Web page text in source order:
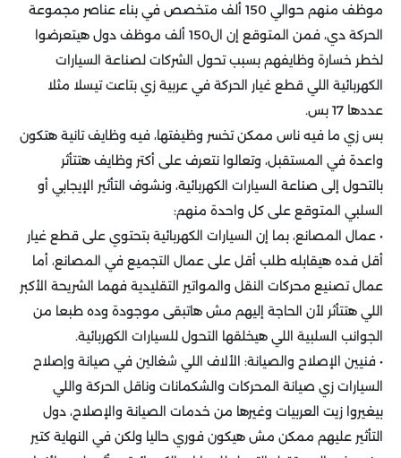
موظف منهم حوالي 150 ألف متخصص في بناء عناصر مجموعة
الحركة دي، فمن المتوقع إن ال150 ألف موظف دول هيتعرضوا
لخطر خسارة وظايفهم بسبب تحول الشركات لصناعة السيارات
الكهربائية اللي قطع غيار الحركة في عربية زي بتاعت تيسلا مثلا
عددها 17 بس.
بس زي ما فيه ناس ممكن تخسر وظيفتها، فيه وظايف تانية هتكون
واعدة في المستقبل، وتعالوا نتعرف على أكتر وظايف هتتأثر
بالتحول إلى صناعة السيارات الكهربائية، ونشوف التأثير الإيجابي أو
السلبي المتوقع على كل واحدة منهم:
• عمال المصانع، بما إن السيارات الكهربائية بتحتوي على قطع غيار
أقل فده هيقابله طلب أقل على عمال التجميع في المصانع، أما
عمال تصنيع محركات النقل والمواتير التقليدية فهما الشريحة الأكبر
اللي هتتأثر لأن الحاجة إليهم مش هاتبقى موجودة وده طبعا من
الجوانب السلبية اللي هيخلقها التحول للسيارات الكهربائية.
• فنيين الإصلاح والصيانة: الألاف اللي شغالين في صيانة وإصلاح
السيارات زي صيانة المحركات والشكمانات وناقل الحركة واللي
بيغيروا زيت العربيات وغيرها من خدمات الصيانة والإصلاح، دول
التأثير عليهم ممكن مش هيكون فوري حاليا ولكن في النهاية كتير